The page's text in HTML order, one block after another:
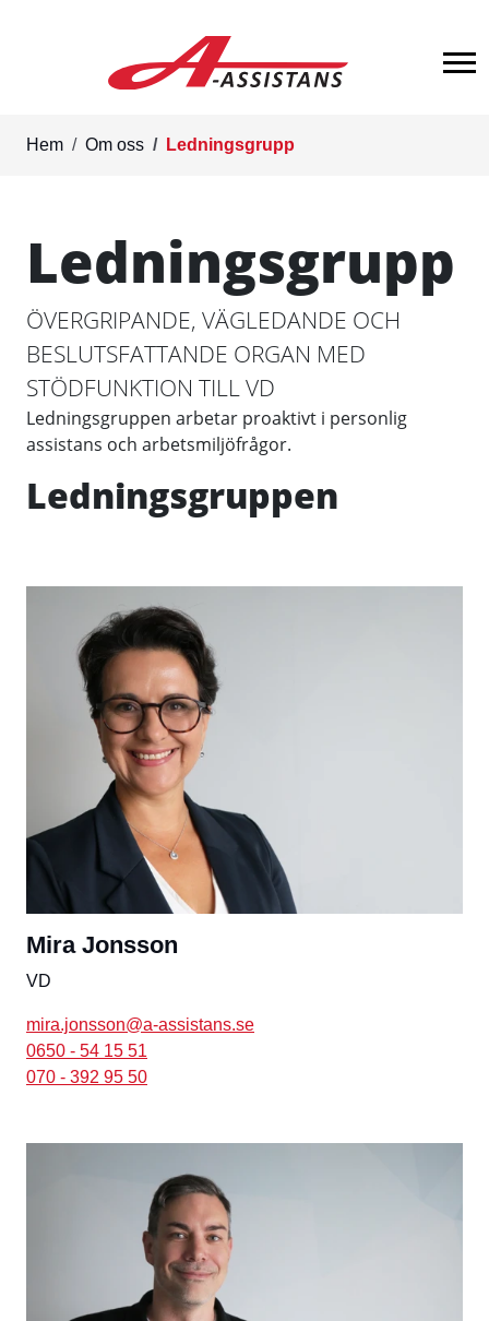
Hem Om oss Ledningsgrupp
Ledningsgrupp
ÖVERGRIPANDE, VÄGLEDANDE OCH
BESLUTSFATTANDE ORGAN MED
STÖDFUNKTION TILL VD
Ledningsgruppen arbetar proaktivt i personlig
assistans och arbetsmiljöfrågor.
Ledningsgruppen
Mira Jonsson
VD
mira.jonsson@a-assistans.se
0650 - 54 15 51
070 - 392 95 50